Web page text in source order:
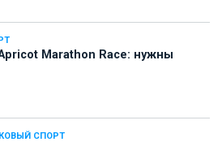
Marathon Race: нужны
СПОРТ